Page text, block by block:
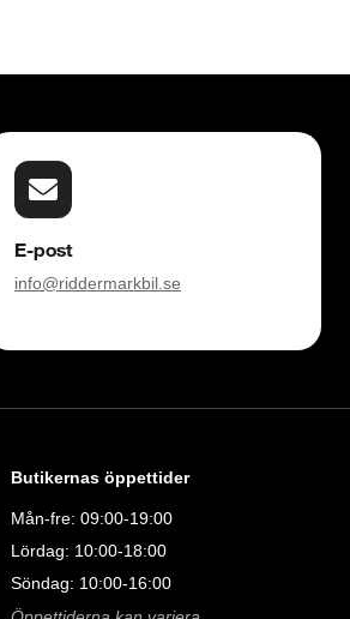
E-post
info@riddermarkbil.se
Butikernas öppettider
Mån-fre: 09:00-19:00
Lördag: 10:00-18:00
Söndag: 10:00-16:00